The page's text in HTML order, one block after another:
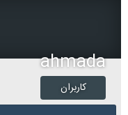
ahmada
کاربران